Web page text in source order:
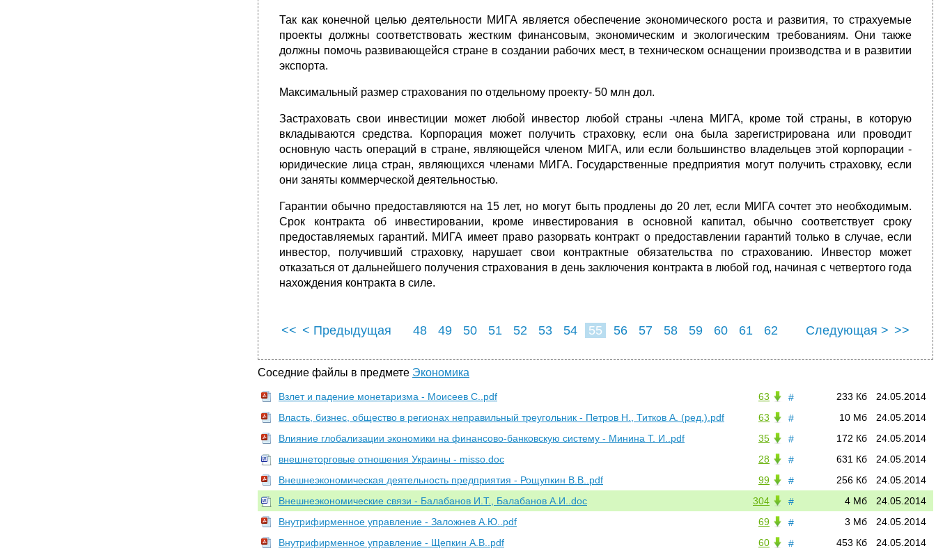
Так как конечной целью деятельности МИГА является обеспечение экономического роста и развития, то страхуемые
проекты должны соответствовать жестким финансовым, экономическим и экологическим требованиям. Они также
должны помочь развивающейся стране в создании рабочих мест, в техническом оснащении производства и в развитии
экспорта.
Максимальный размер страхования по отдельному проекту- 50 млн дол.
Застраховать свои инвестиции может любой инвестор любой страны -члена МИГА, кроме той страны, в которую
вкладываются средства. Корпорация может получить страховку, если она была зарегистрирована или проводит
основную часть операций в стране, являющейся членом МИГА, или если большинство владельцев этой корпорации -
юридические лица стран, являющихся членами МИГА. Государственные предприятия могут получить страховку, если
они заняты коммерческой деятельностью.
Гарантии обычно предоставляются на 15 лет, но могут быть продлены до 20 лет, если МИГА сочтет это необходимым.
Срок контракта об инвестировании, кроме инвестирования в основной капитал, обычно соответствует сроку
предоставляемых гарантий. МИГА имеет право разорвать контракт о предоставлении гарантий только в случае, если
инвестор, получивший страховку, нарушает свои контрактные обязательства по страхованию. Инвестор может
отказаться от дальнейшего получения страхования в день заключения контракта в любой год, начиная с четвертого года
нахождения контракта в силе.
<< < Предыдущая 48 49 50 51 52 53 54 55 56 57 58 59 60 61
62
Следующая > >>
Соседние файлы в предмете Экономика
# 24.05.2014
233 Кб
63
Взлет и падение монетаризма - Моисеев С..pdf
#
24.05.2014
10 Мб
63
Власть, бизнес, общество в регионах неправильный треугольник - Петров Н., Титков А. (ред.).pdf
#
24.05.2014
172 Кб
35
Влияние глобализации экономики на финансово-банковскую систему - Минина Т. И..pdf
#
24.05.2014
631 Кб
28
внешнеторговые отношения Украины - misso.doc
#
24.05.2014
256 Кб
99
Внешнеэкономическая деятельность предприятия - Рощупкин В.В..pdf
#
24.05.2014
4 Мб
304
Внешнеэкономические связи - Балабанов И.Т., Балабанов А.И..doc
#
24.05.2014
3 Мб
69
Внутрифирменное управление - Заложнев А.Ю..pdf
#
24.05.2014
453 Кб
60
Внутрифирменное управление - Щепкин А.В..pdf